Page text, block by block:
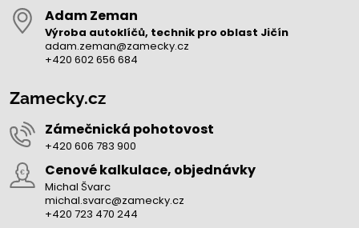
Adam Zeman
Výroba autoklíčů, technik pro oblast Jičín
adam.zeman@zamecky.cz
+420 602 656 684
Zamecky.cz
Zámečnická pohotovost
+420 606 783 900
Cenové kalkulace, objednávky
Michal Švarc
michal.svarc@zamecky.cz
+420 723 470 244